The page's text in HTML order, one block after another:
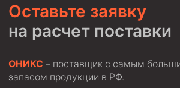
Оставьте заявку
на расчет поставки
ОНИКС – поставщик с самым
запасом продукции в РФ.